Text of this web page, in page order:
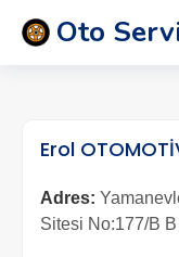
Oto
Erol
Adres:
Sitesi No:177/B